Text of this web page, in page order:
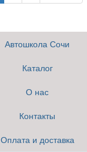
Автошкола Сочи
Каталог
О нас
Контакты
Оплата и доставка